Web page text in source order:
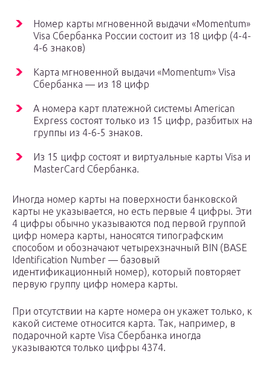
Номер карты мгновенной выдачи «Momentum»
Visa Сбербанка России состоит из 18 цифр (4-4-
4-6 знаков)
Карта мгновенной выдачи «Momentum» Visa
Сбербанка — из 18 цифр
А номера карт платежной системы American
Express состоят только из 15 цифр, разбитых на
группы из 4-6-5 знаков.
Из 15 цифр состоят и виртуальные карты Visa и
MasterCard Сбербанка.
Иногда номер карты на поверхности банковской
карты не указывается, но есть первые 4 цифры. Эти
4 цифры обычно указываются под первой группой
цифр номера карты, наносятся типографским
способом и обозначают четырехзначный BIN (BASE
Identification Number — базовый
идентификационный номер), который повторяет
первую группу цифр номера карты.
При отсутствии на карте номера он укажет только, к
какой системе относится карта. Так, например, в
подарочной карте Visa Сбербанка иногда
указываются только цифры 4374.